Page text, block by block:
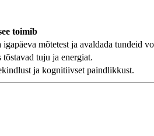
toimib
mõtetest ja avaldada tundeid
tuju ja energiat.
ja kognitiivset paindlikkust.